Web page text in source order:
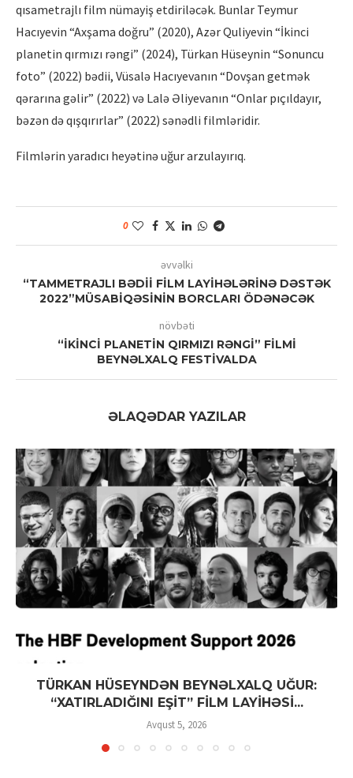
qısametrajlı film nümayiş etdiriləcək. Bunlar Teymur
Hacıyevin “Axşama doğru” (2020), Azər Quliyevin “İkinci
planetin qırmızı rəngi” (2024), Türkan Hüseynin “Sonuncu
foto” (2022) bədii, Vüsalə Hacıyevanın “Dovşan getmək
qərarına gəlir” (2022) və Lalə Əliyevanın “Onlar pıçıldayır,
bəzən də qışqırırlar” (2022) sənədli filmləridir.
Filmlərin yaradıcı heyətinə uğur arzulayırıq.
0
əvvəlki
“TAMMETRAJLI BƏDİİ FİLM LAYİHƏLƏRİNƏ DƏSTƏK
2022”MÜSABİQƏSİNİN BORCLARI ÖDƏNƏCƏK
növbəti
“İKİNCİ PLANETİN QIRMIZI RƏNGİ” FİLMİ
BEYNƏLXALQ FESTİVALDA
ƏLAQƏDAR YAZILAR
TÜRKAN HÜSEYNDƏN BEYNƏLXALQ UĞUR:
“XATIRLADIĞINI EŞİT” FİLM LAYİHƏSİ...
Avqust 5, 2026